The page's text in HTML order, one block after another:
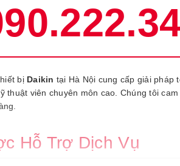
bị Daikin tại Hà Nội cung cấp giải pháp
thuật viên chuyên môn cao. Chúng tôi
Hỗ Trợ Dịch Vụ